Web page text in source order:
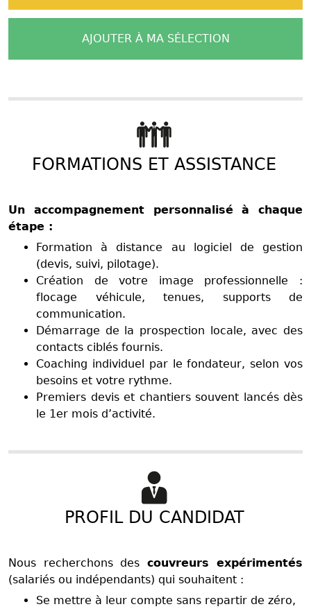
AJOUTER À MA SÉLECTION
FORMATIONS ET ASSISTANCE
Un accompagnement personnalisé à chaque
étape :
Formation à distance au logiciel de gestion
(devis, suivi, pilotage).
Création de votre image professionnelle :
flocage véhicule, tenues, supports de
communication.
Démarrage de la prospection locale, avec des
contacts ciblés fournis.
Coaching individuel par le fondateur, selon vos
besoins et votre rythme.
Premiers devis et chantiers souvent lancés dès
le 1er mois d’activité.
PROFIL DU CANDIDAT
Nous recherchons des couvreurs expérimentés
(salariés ou indépendants) qui souhaitent :
Se mettre à leur compte sans repartir de zéro,